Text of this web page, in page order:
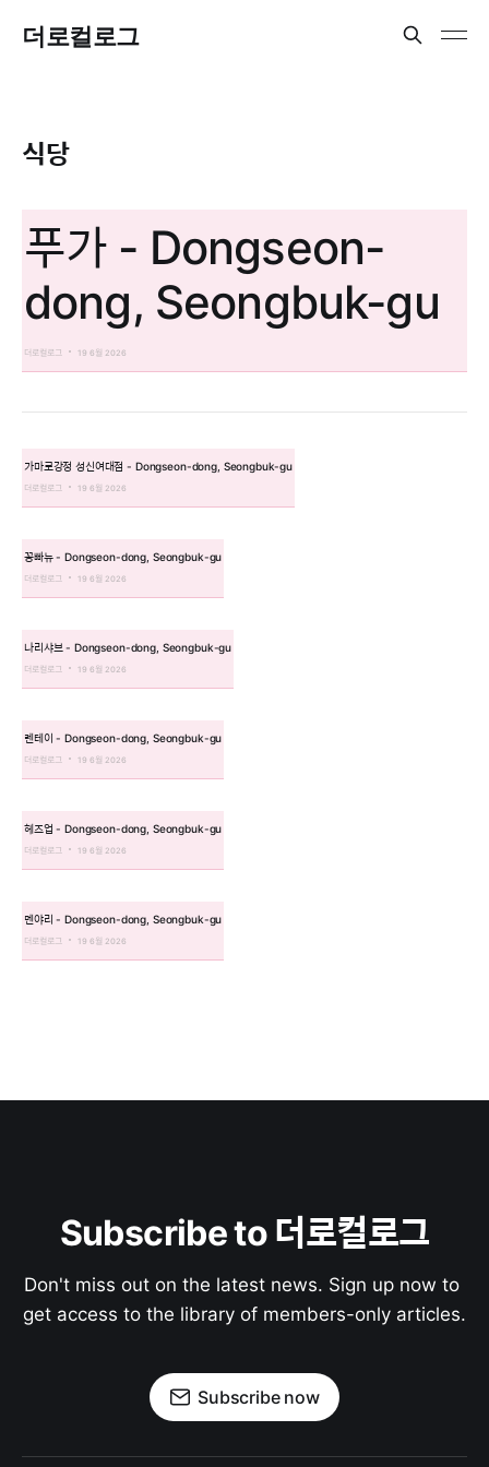
더로컬로그
식당
푸가 - Dongseon-
dong, Seongbuk-gu
더로컬로그 19 6월 2026
가마로강정 성신여대점 - Dongseon-dong, Seongbuk-gu
더로컬로그 19 6월 2026
꽁빠뉴 - Dongseon-dong, Seongbuk-gu
더로컬로그 19 6월 2026
나리샤브 - Dongseon-dong, Seongbuk-gu
더로컬로그 19 6월 2026
렌테이 - Dongseon-dong, Seongbuk-gu
더로컬로그 19 6월 2026
헤즈업 - Dongseon-dong, Seongbuk-gu
더로컬로그 19 6월 2026
멘야리 - Dongseon-dong, Seongbuk-gu
더로컬로그 19 6월 2026
Subscribe to 더로컬로그
Don't miss out on the latest news. Sign up now to
get access to the library of members-only articles.
Subscribe now